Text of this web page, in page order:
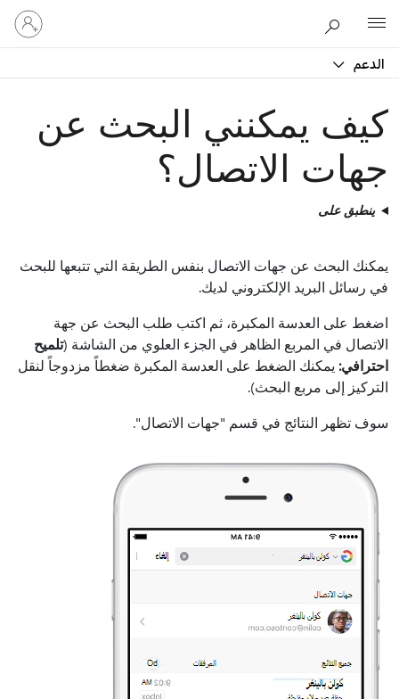
الدعم
تسجيل
الدخول
إلى
كيف يمكنني البحث عن
جهات الاتصال؟
ينطبق على
يمكنك البحث عن جهات الاتصال بنفس الطريقة التي تتبعها للبحث
في رسائل البريد الإلكتروني لديك.
اضغط على العدسة المكبرة، ثم اكتب طلب البحث عن جهة
الاتصال في المربع الظاهر في الجزء العلوي من الشاشة (تلميح
احترافي: يمكنك الضغط على العدسة المكبرة ضغطاً مزدوجاً لنقل
التركيز إلى مربع البحث).
سوف تظهر النتائج في قسم "جهات الاتصال".